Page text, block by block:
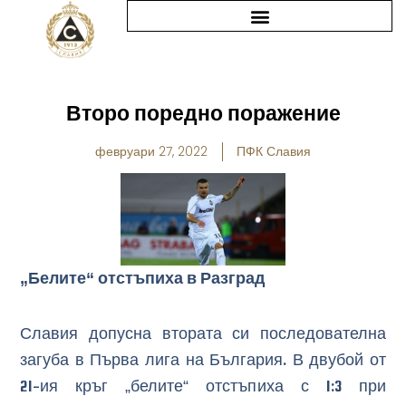
Второ поредно поражение
февруари 27, 2022 ПФК Славия
„Белите“ отстъпиха в Разград
Славия допусна втората си последователна
загуба в Първа лига на България. В двубой от
21-ия кръг „белите“ отстъпиха с 1:3 при